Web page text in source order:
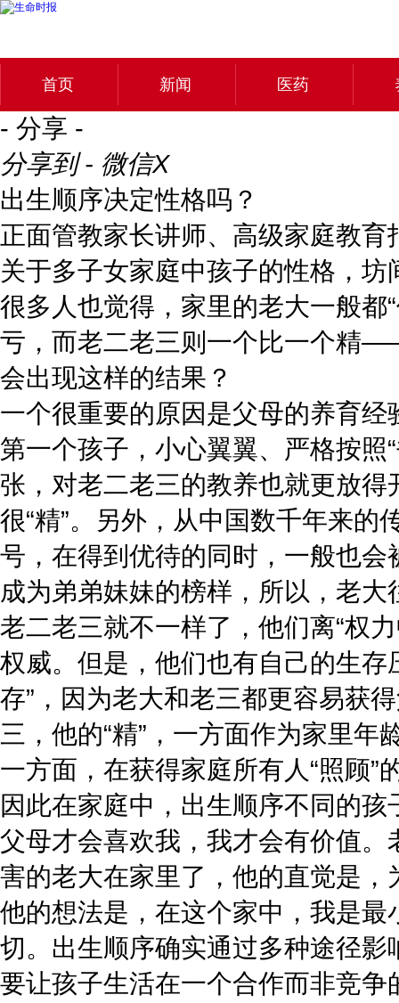
首页 新闻 医药
- 分享 -
分享到 - 微信X
出生顺序决定性格吗？
正面管教家长讲师、高级家庭教
关于多子女家庭中孩子的性格，
很多人也觉得，家里的老大一般
亏，而老二老三则一个比一个精
会出现这样的结果？
一个很重要的原因是父母的养育
第一个孩子，小心翼翼、严格按照
张，对老二老三的教养也就更放得
很“精”。另外，从中国数千年来的
号，在得到优待的同时，一般也
成为弟弟妹妹的榜样，所以，老
老二老三就不一样了，他们离“权
权威。但是，他们也有自己的生存
存”，因为老大和老三都更容易获
三，他的“精”，一方面作为家里
一方面，在获得家庭所有人“照顾
因此在家庭中，出生顺序不同的孩
父母才会喜欢我，我才会有价值。
害的老大在家里了，他的直觉是，
他的想法是，在这个家中，我是
切。出生顺序确实通过多种途径
要让孩子生活在一个合作而非竞争